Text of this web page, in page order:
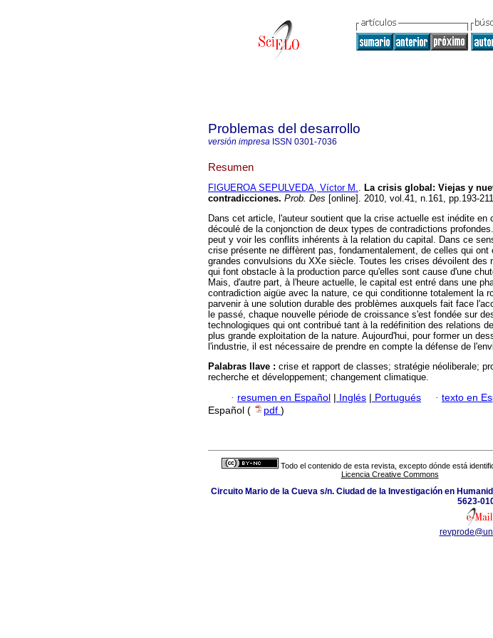
Problemas del desarrollo
versión impresa ISSN 0301-7036
Resumen
FIGUEROA SEPULVEDA, Víctor M.. La crisis global : Viejas y
contradicciones. Prob. Des [online]. 2010, vol.41, n.161, pp.193-
Dans cet article, l'auteur soutient que la crise actuelle est inédite en
découlé de la conjonction de deux types de contradictions
peut y voir les conflits inhérents à la relation du capital. Dans ce
crise présente ne diffèrent pas, fondamentalement, de celles qui ont
grandes convulsions du XXe siècle. Toutes les crises dévoilent des
qui font obstacle à la production parce qu'elles sont cause d'une
Mais, d'autre part, à l'heure actuelle, le capital est entré dans une
contradiction aigüe avec la nature, ce qui conditionne totalement la
parvenir à une solution durable des problèmes auxquels fait face
le passé, chaque nouvelle période de croissance s'est fondée sur
technologiques qui ont contribué tant à la redéfinition des relations
plus grande exploitation de la nature. Aujourd'hui, pour former un
l'industrie, il est nécessaire de prendre en compte la défense de
Palabras llave : crise et rapport de classes; stratégie néoliberale;
recherche et développement; changement climatique.
· resumen en Español | Inglés | Portugués · texto en
Español (
pdf )
Todo el contenido de esta revista, excepto dónde está
Licencia Creative Commons
Circuito Mario de la Cueva s/n. Ciudad de la Investigación en
5623-